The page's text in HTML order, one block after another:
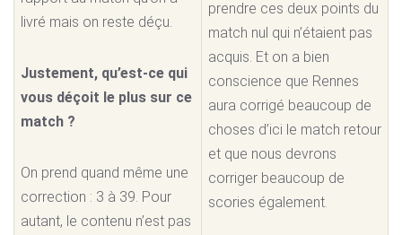
livré mais on reste déçu.
Justement, qu’est-ce qui
vous déçoit le plus sur ce
match ?
On prend quand même une
correction : 3 à 39. Pour
autant, le contenu n’est pas
prendre ces deux points du
match nul qui n’étaient pas
acquis. Et on a bien
conscience que Rennes
aura corrigé beaucoup de
choses d’ici le match retour
et que nous devrons
corriger beaucoup de
scories également.